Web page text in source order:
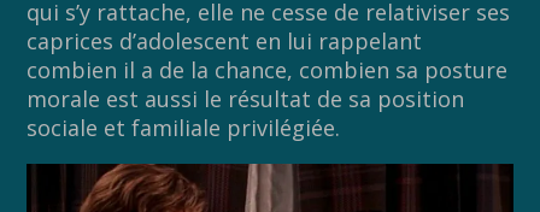
qui s’y rattache, elle ne cesse de relativiser ses
caprices d’adolescent en lui rappelant
combien il a de la chance, combien sa posture
morale est aussi le résultat de sa position
sociale et familiale privilégiée.